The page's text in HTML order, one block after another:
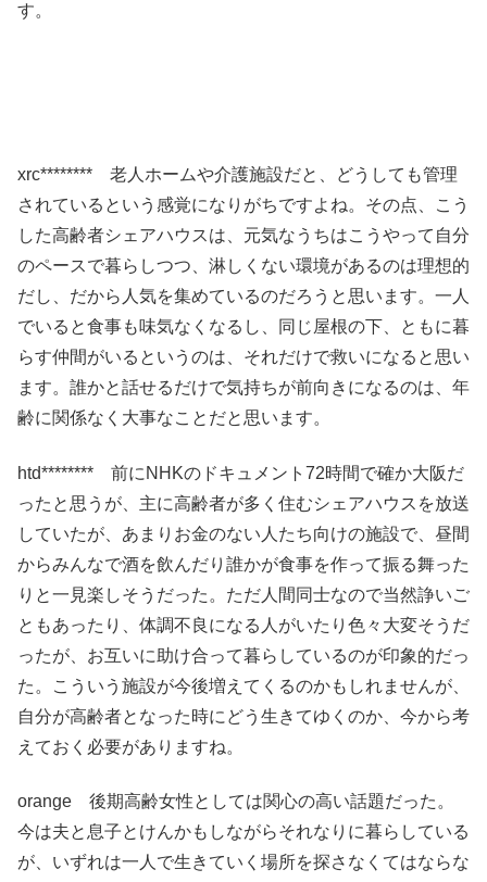
す。
xrc******** 老人ホームや介護施設だと、どうしても管理
されているという感覚になりがちですよね。その点、こう
した高齢者シェアハウスは、元気なうちはこうやって自分
のペースで暮らしつつ、淋しくない環境があるのは理想的
だし、だから人気を集めているのだろうと思います。一人
でいると食事も味気なくなるし、同じ屋根の下、ともに暮
らす仲間がいるというのは、それだけで救いになると思い
ます。誰かと話せるだけで気持ちが前向きになるのは、年
齢に関係なく大事なことだと思います。
htd******** 前にNHKのドキュメント72時間で確か大阪だ
ったと思うが、主に高齢者が多く住むシェアハウスを放送
していたが、あまりお金のない人たち向けの施設で、昼間
からみんなで酒を飲んだり誰かが食事を作って振る舞った
りと一見楽しそうだった。ただ人間同士なので当然諍いご
ともあったり、体調不良になる人がいたり色々大変そうだ
ったが、お互いに助け合って暮らしているのが印象的だっ
た。こういう施設が今後増えてくるのかもしれませんが、
自分が高齢者となった時にどう生きてゆくのか、今から考
えておく必要がありますね。
orange 後期高齢女性としては関心の高い話題だった。
今は夫と息子とけんかもしながらそれなりに暮らしている
が、いずれは一人で生きていく場所を探さなくてはならな